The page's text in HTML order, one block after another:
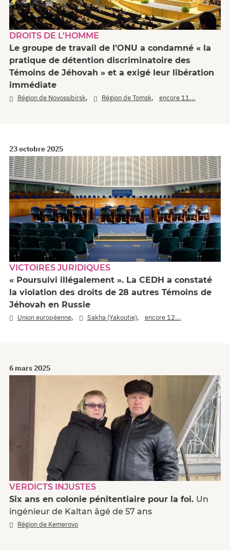
DROITS DE L’HOMME
Le groupe de travail de l’ONU a condamné « la
pratique de détention discriminatoire des
Témoins de Jéhovah » et a exigé leur libération
immédiate
Région de Novossibirsk, Région de Tomsk, encore 11...
23 octobre 2025
VICTOIRES JURIDIQUES
« Poursuivi illégalement ». La CEDH a constaté
la violation des droits de 28 autres Témoins de
Jéhovah en Russie
Union européenne, Sakha (Yakoutie), encore 12...
6 mars 2025
VERDICTS INJUSTES
Six ans en colonie pénitentiaire pour la foi. Un
ingénieur de Kaltan âgé de 57 ans
Région de Kemerovo